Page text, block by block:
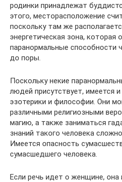
родинки принадлежат
этого, месторасположение
поскольку там же
энергетическая зона, которая
паранормальные способности
до поры.
Поскольку некие
людей присутствует, имеется
эзотерики и философии. Они
различными религиозными
магию, а также заниматься
знаний такого человека
Имеется опасность
сумасшедшего человека.
Если речь идет о женщине, она